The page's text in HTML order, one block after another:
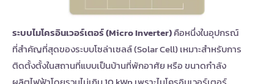
ระบบไมโครอินเวอร์เตอร์ (Micro Inverter)คือหนึ่งในอุปกรณ์
ที่สำคัญที่สุดของระบบโซล่าเซลล์ (Solar Cell) เหมาะสำหรับการ
ติดตั้งตั้งในสถานที่แบบเป็นบ้านที่พักอาศัย หรือ ขนาดกำลัง